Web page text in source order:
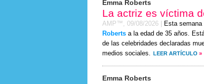
Emma Roberts
La actriz es víctima
AMP™, 09/08/2026 Esta
Roberts a la edad de 35 años.
de las celebridades declaradas
medios sociales. LEER ARTÍCULO »
Emma Roberts